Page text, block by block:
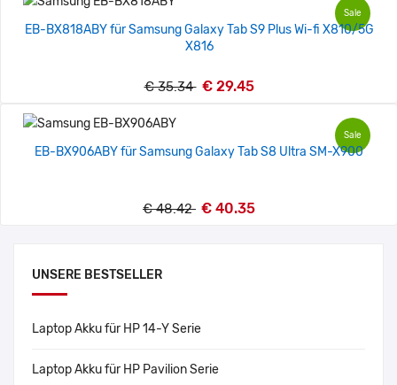
UNSERE BESTSELLER
Laptop Akku für HP 14-Y Serie
Laptop Akku für HP Pavilion Serie
Sale
EB-BX818ABY für Samsung Galaxy Tab S9 Plus Wi-fi X810/5G
X816
€ 35.34 € 29.45
Sale
EB-BX906ABY für Samsung Galaxy Tab S8 Ultra SM-X900
€ 48.42 € 40.35